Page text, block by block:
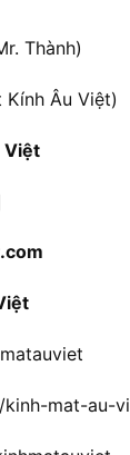
Thành)
Kính Âu Việt)
Việt
kinh-mat-au-